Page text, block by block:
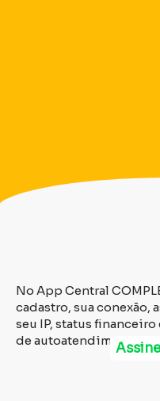
No App Central
cadastro, sua conexão,
seu IP, status financeiro
de autoatendimento.